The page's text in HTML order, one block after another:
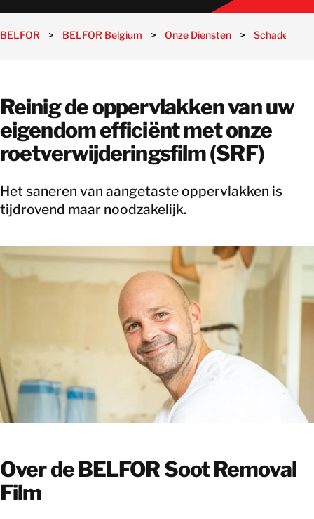
BELFOR > BELFOR Belgium > Onze Diensten >
Reinig de oppervlakken van uw
eigendom efficiënt met onze
roetverwijderingsfilm (SRF)
Het saneren van aangetaste oppervlakken is
tijdrovend maar noodzakelijk.
Over de BELFOR Soot Removal
Film